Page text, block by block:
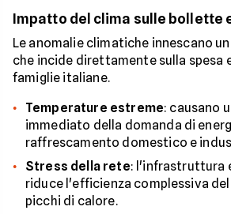
Impatto del clima sulle bollette
Le anomalie climatiche innescano
che incide direttamente sulla spesa
famiglie italiane.
Temperature estreme: causano
immediato della domanda di
raffrescamento domestico e
Stress della rete: l'infrastruttura
riduce l'efficienza complessiva
picchi di calore.